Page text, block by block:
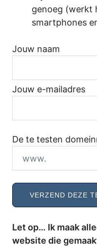
genoeg (werkt
smartphones
Jouw naam
Jouw e-mailadres
De te testen
Let op… Ik maak
website die